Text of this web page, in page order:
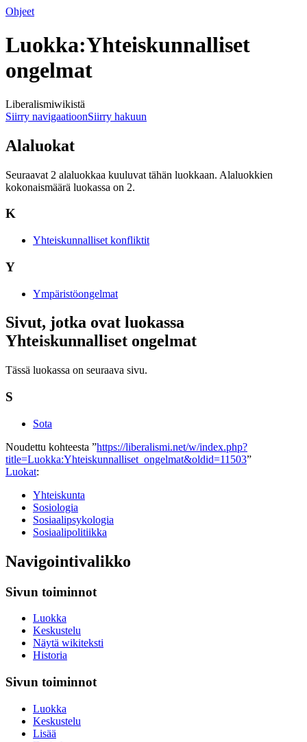
Ohjeet
Luokka:Yhteiskunnalliset
ongelmat
Liberalismiwikistä
Siirry navigaatioonSiirry hakuun
Alaluokat
Seuraavat 2 alaluokkaa kuuluvat tähän luokkaan. Alaluokkien
kokonaismäärä luokassa on 2.
K
Yhteiskunnalliset konfliktit
Y
Ympäristöongelmat
Sivut, jotka ovat luokassa
Yhteiskunnalliset ongelmat
Tässä luokassa on seuraava sivu.
S
Sota
Noudettu kohteesta ”https://liberalismi.net/w/index.php?
title=Luokka:Yhteiskunnalliset_ongelmat&oldid=11503”
Luokat:
Yhteiskunta
Sosiologia
Sosiaalipsykologia
Sosiaalipolitiikka
Navigointivalikko
Sivun toiminnot
Luokka
Keskustelu
Näytä wikiteksti
Historia
Sivun toiminnot
Luokka
Keskustelu
Lisää